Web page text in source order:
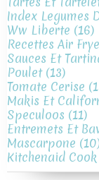
Index Legumes
Ww Liberte (16)
Recettes Air
Sauces Et
Poulet(13)
Tomate Cerise
Makis Et
Speculoos (11)
Entremets Et
Mascarpone
Kitchenaid